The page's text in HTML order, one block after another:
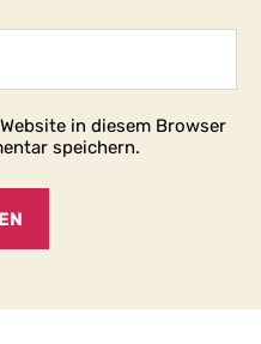
in diesem Browser
speichern.